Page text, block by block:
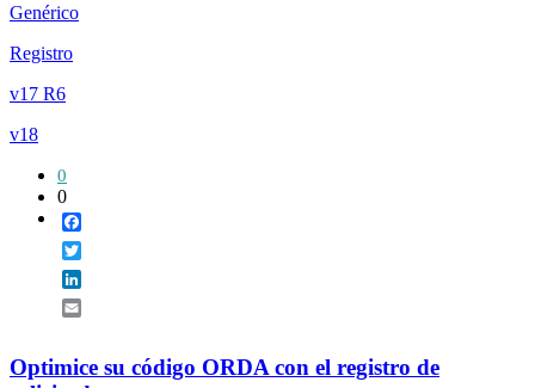
Genérico
Registro
v17 R6
v18
0
0
Optimice su código ORDA con el registro de